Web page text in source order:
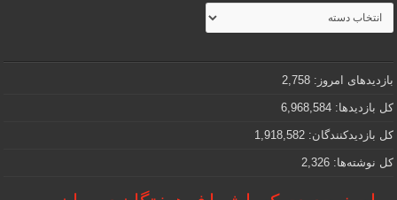
مطالب
جذاب
و
که
دنبالش
هستید
بازدیدهای امروز:2,758
کل بازدیدها:6,968,584
کل بازدیدکنند‌گان:1,918,582
کل نوشته‌ها:2,326